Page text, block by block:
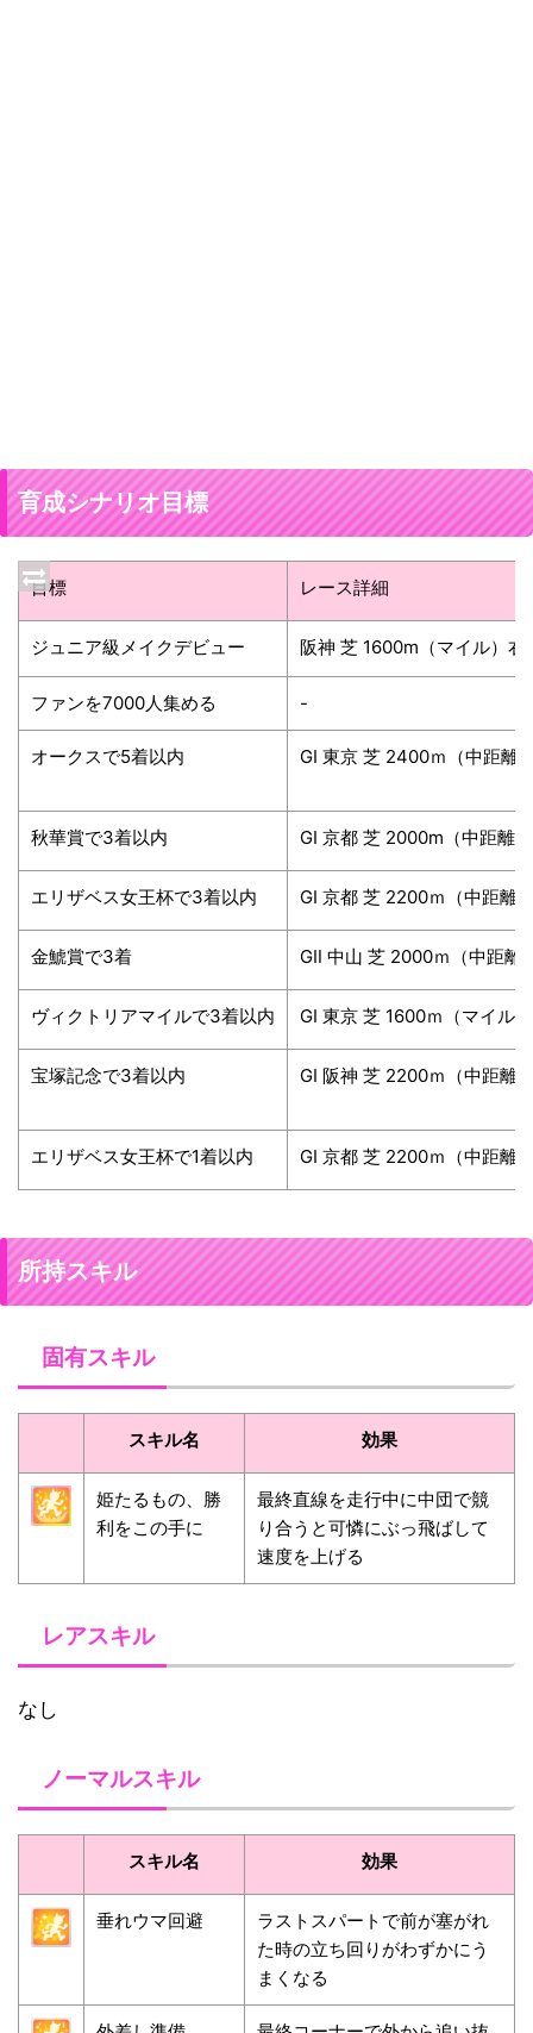
育成シナリオ目標
目標 レース詳細
ジュニア級メイクデビュー 阪神 芝 1600m（マイル）
ファンを7000人集める -
オークスで5着以内 GⅠ 東京 芝 2400ｍ（中距離
秋華賞で3着以内 GⅠ 京都 芝 2000m（中距離
エリザベス女王杯で3着以内 GⅠ 京都 芝 2200ｍ（中距離
金鯱賞で3着 GⅡ 中山 芝 2000ｍ（中距離
ヴィクトリアマイルで3着以内 GⅠ 東京 芝 1600ｍ（マイル
宝塚記念で3着以内 GⅠ 阪神 芝 2200ｍ（中距離
エリザベス女王杯で1着以内 GⅠ 京都 芝 2200ｍ（中距離
所持スキル
固有スキル
スキル名 効果
姫たるもの、勝
利をこの手に
最終直線を走行中に中団で競
り合うと可憐にぶっ飛ばして
速度を上げる
レアスキル
なし
ノーマルスキル
スキル名 効果
垂れウマ回避
ラストスパートで前が塞がれ
た時の立ち回りがわずかにう
まくなる